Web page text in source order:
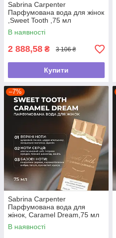
Sabrina Carpenter
Парфумована вода для жінок
,Sweet Tooth ,75 мл
В наявності
2 888,58 ₴ 3 106 ₴
Купити
–7%
Sabrina Carpenter
Парфумована вода для
жінок, Caramel Dream,75 мл
В наявності